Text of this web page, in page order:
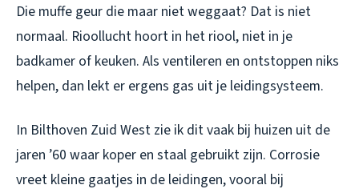
Die muffe geur die maar niet weggaat? Dat is niet
normaal. Rioollucht hoort in het riool, niet in je
badkamer of keuken. Als ventileren en ontstoppen niks
helpen, dan lekt er ergens gas uit je leidingsysteem.
In Bilthoven Zuid West zie ik dit vaak bij huizen uit de
jaren ’60 waar koper en staal gebruikt zijn. Corrosie
vreet kleine gaatjes in de leidingen, vooral bij